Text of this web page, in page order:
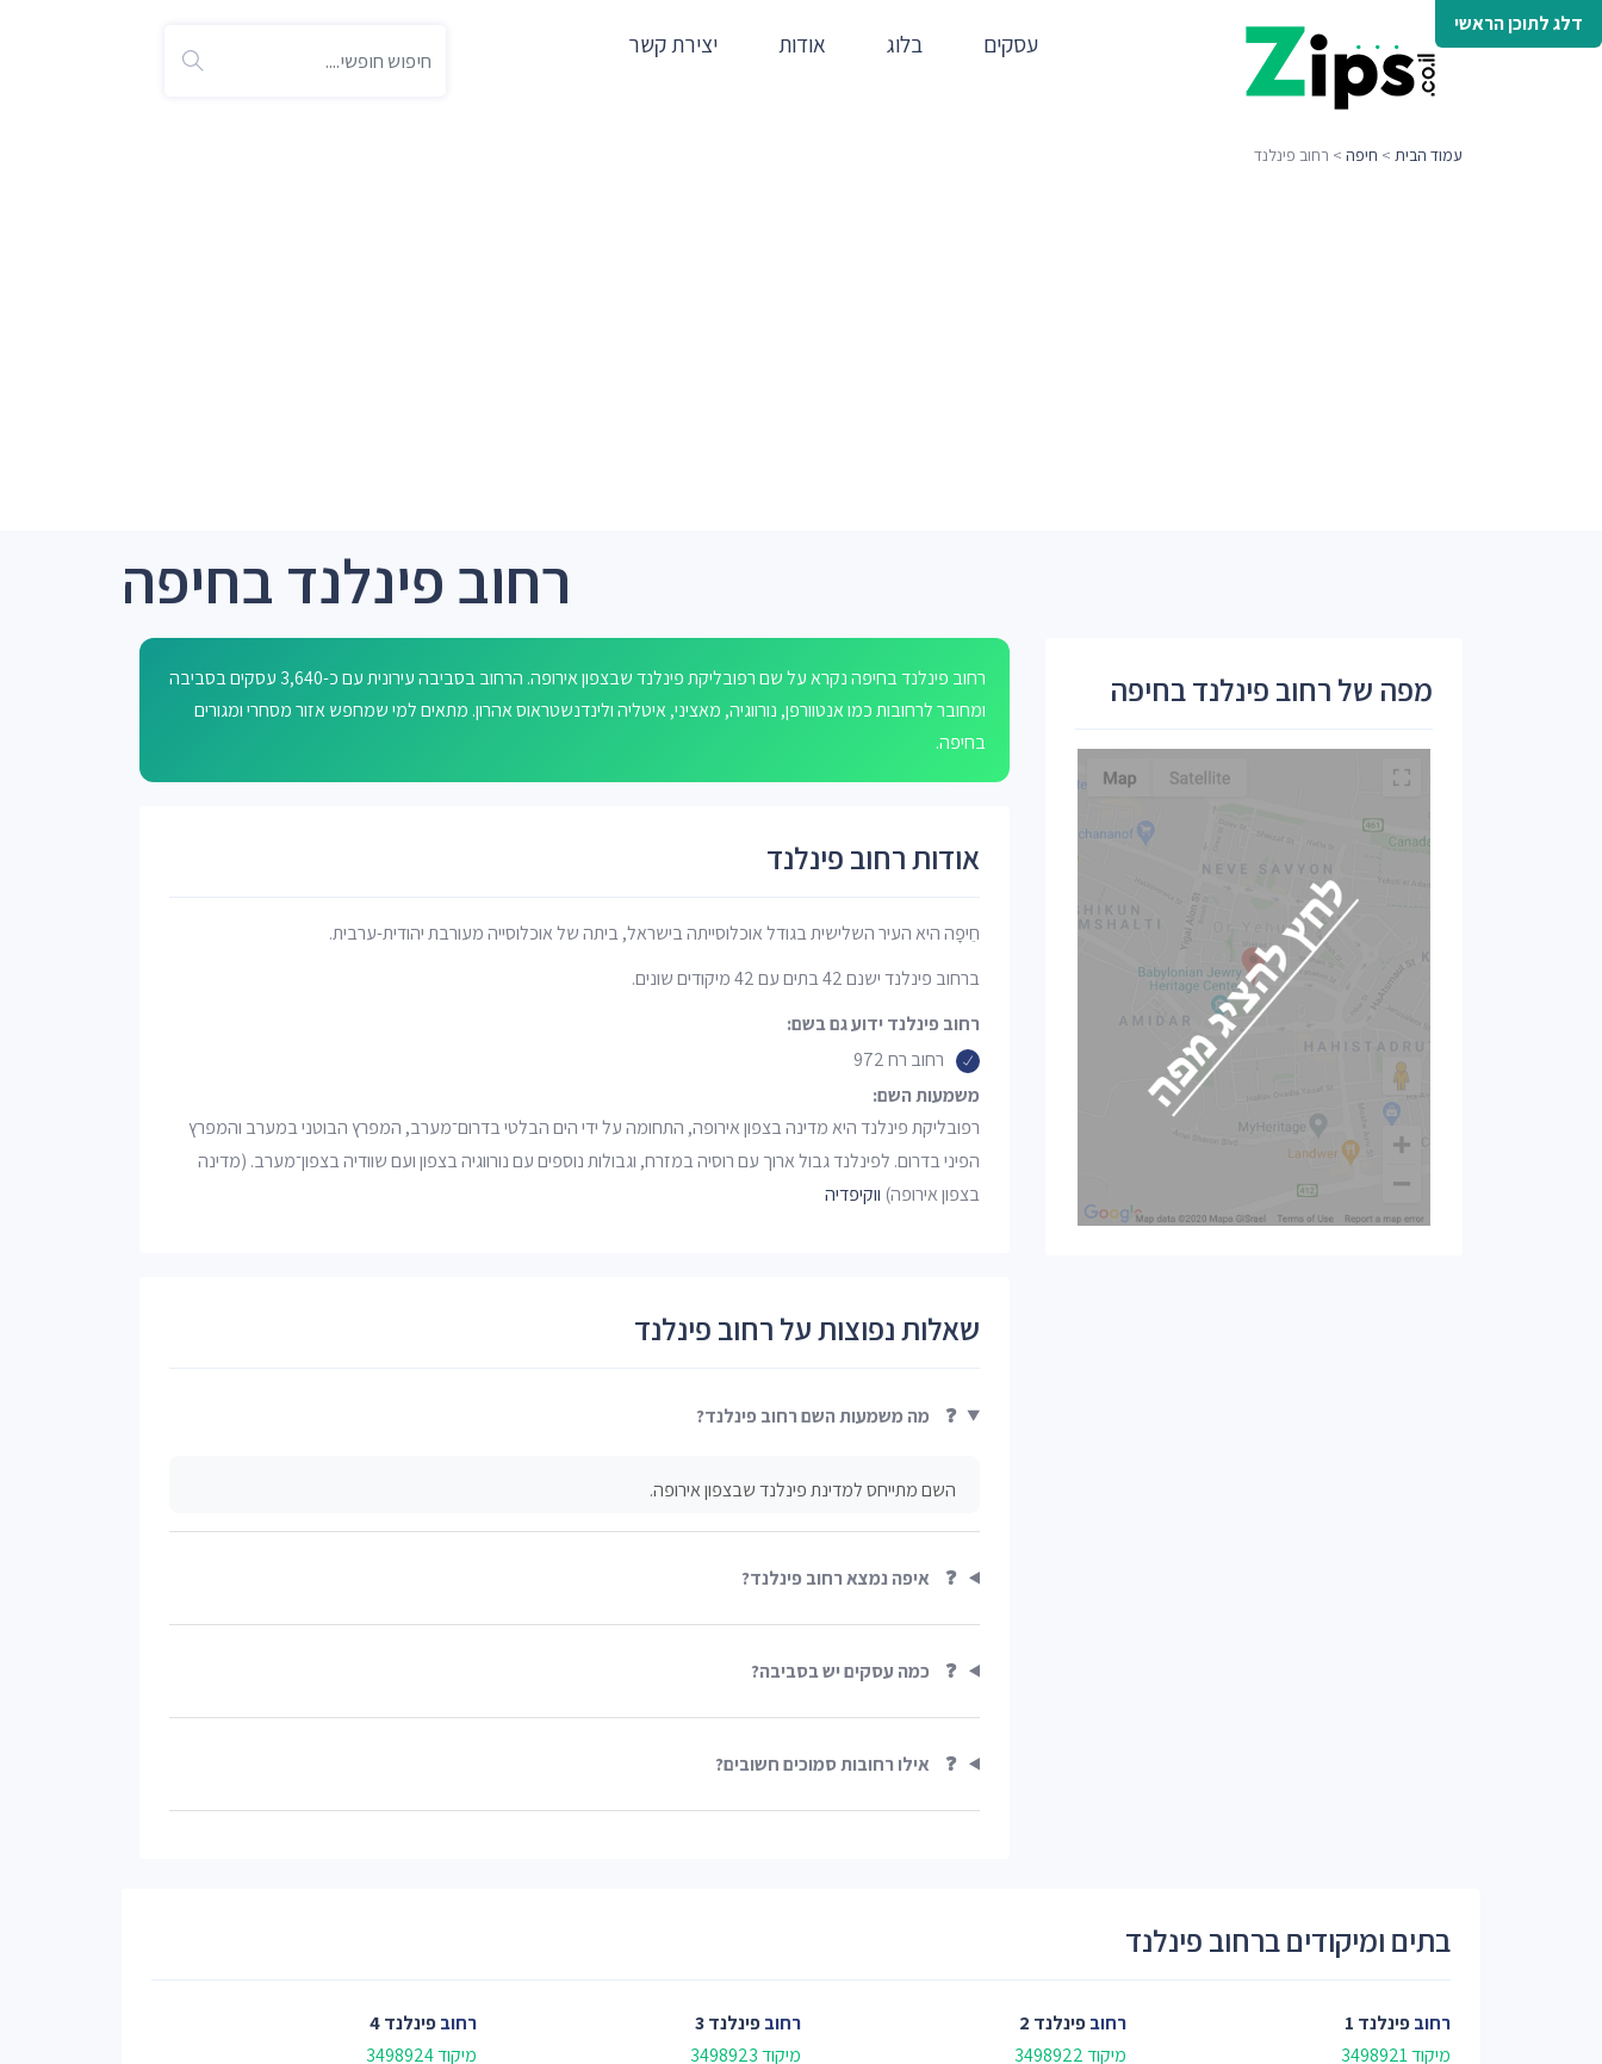
דלג לתוכן הראשי
עסקים בלוג אודות יצירת קשר
עמוד הבית > חיפה > רחוב פינלנד
רחוב פינלנד בחיפה
רחוב פינלנד בחיפה נקרא על שם רפובליקת פינלנד שבצפון אירופה. הרחוב בסביבה עירונית עם כ-3,640 עסקים בסביבה
ומחובר לרחובות כמו אנטוורפן, נורווגיה, מאציני, איטליה ולינדנשטראוס אהרון. מתאים למי שמחפש אזור מסחרי ומגורים
בחיפה.
אודות רחוב פינלנד
חֵיפָה היא העיר השלישית בגודל אוכלוסייתה בישראל, ביתה של אוכלוסייה מעורבת יהודית-ערבית.
ברחוב פינלנד ישנם 42 בתים עם 42 מיקודים שונים.
רחוב פינלנד ידוע גם בשם:
רחוב רח 972
משמעות השם:
רפובליקת פינלנד היא מדינה בצפון אירופה, התחומה על ידי הים הבלטי בדרום־מערב, המפרץ הבוטני במערב והמפרץ
הפיני בדרום. לפינלנד גבול ארוך עם רוסיה במזרח, וגבולות נוספים עם נורווגיה בצפון ועם שוודיה בצפון־מערב. (מדינה
בצפון אירופה) ווקיפדיה
שאלות נפוצות על רחוב פינלנד
❓ מה משמעות השם רחוב פינלנד?
השם מתייחס למדינת פינלנד שבצפון אירופה.
❓ איפה נמצא רחוב פינלנד?
❓ כמה עסקים יש בסביבה?
❓ אילו רחובות סמוכים חשובים?
מפה של רחוב פינלנד בחיפה
בתים ומיקודים ברחוב פינלנד
רחובפינלנד 1
מיקוד 3498921
רחובפינלנד 2
מיקוד 3498922
רחובפינלנד 3
מיקוד 3498923
רחובפינלנד 4
מיקוד 3498924